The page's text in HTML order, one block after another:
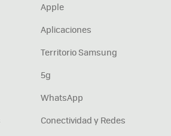
Apple
Aplicaciones
Territorio Samsung
5g
WhatsApp
Conectividad y Redes